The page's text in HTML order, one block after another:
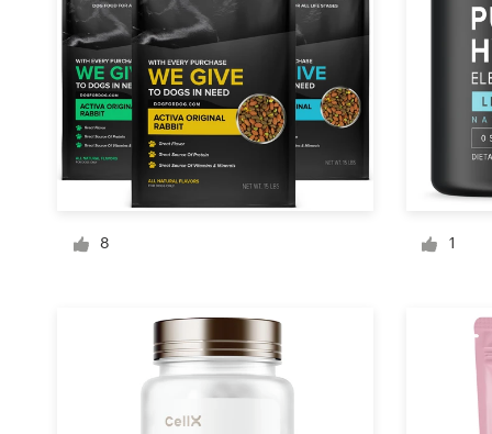
8 1
Guía de la marca
Explorar todas las categorías
Soporte
+49 30 568 376 73